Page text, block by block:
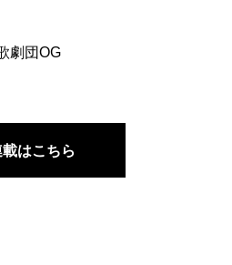
劇団OG
はこちら